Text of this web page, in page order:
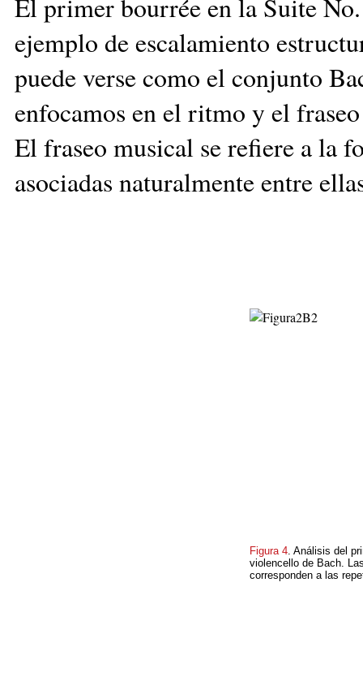
ejemplo de escalamiento
puede verse como el conjunto
enfocamos en el ritmo y el
El fraseo musical se refiere a la
asociadas naturalmente entre
Figura 4 . Análisis del
violencello de Bach.
corresponden a las